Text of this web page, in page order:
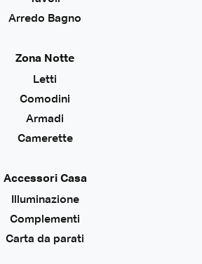
Arredo Bagno
Zona Notte
Letti
Comodini
Armadi
Camerette
Accessori Casa
Illuminazione
Complementi
Carta da parati